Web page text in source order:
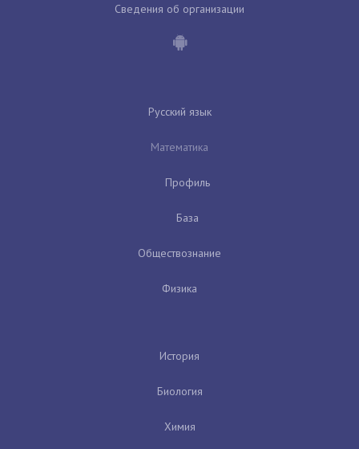
Сведения об организации
Русский язык
Математика
Профиль
База
Обществознание
Физика
История
Биология
Химия